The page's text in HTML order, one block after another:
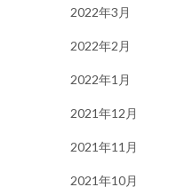
2022年3月
2022年2月
2022年1月
2021年12月
2021年11月
2021年10月